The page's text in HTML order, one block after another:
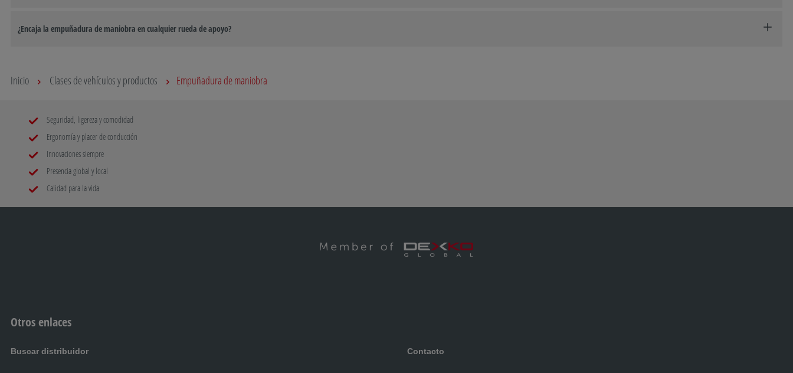
¿Encaja la empuñadura de maniobra en cualquier rueda de apoyo?
Inicio Clases de vehículos y productos Empuñadura de maniobra
Seguridad, ligereza y comodidad
Ergonomía y placer de conducción
Innovaciones siempre
Presencia global y local
Calidad para la vida
Otros enlaces
Buscar distribuidor Contacto